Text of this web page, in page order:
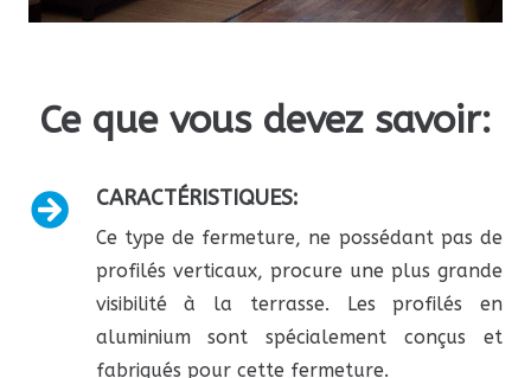
Ce que vous devez savoir:
CARACTÉRISTIQUES:
Ce type de fermeture, ne possédant pas de
profilés verticaux, procure une plus grande
visibilité à la terrasse. Les profilés en
aluminium sont spécialement conçus et
fabriqués pour cette fermeture.